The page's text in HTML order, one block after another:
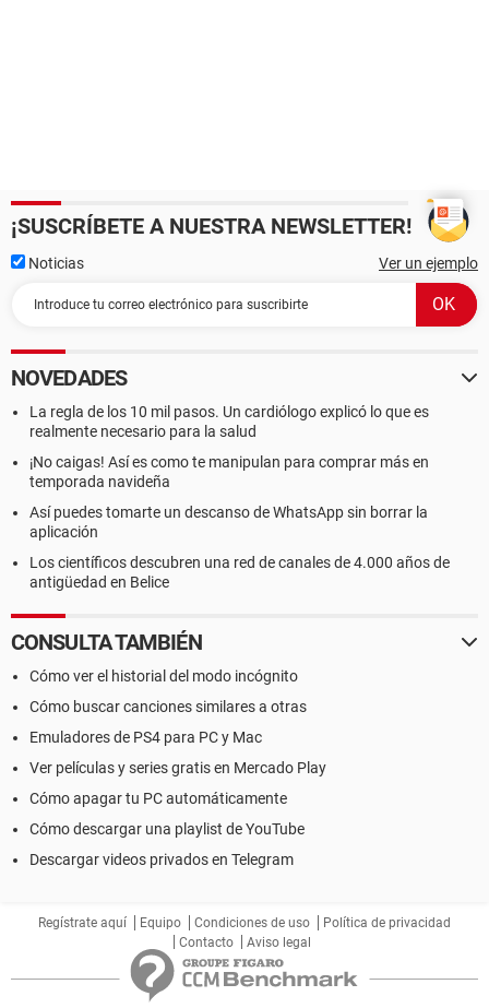
¡SUSCRÍBETE A NUESTRA NEWSLETTER!
Noticias Ver un ejemplo
NOVEDADES
La regla de los 10 mil pasos. Un cardiólogo explicó lo que es
realmente necesario para la salud
¡No caigas! Así es como te manipulan para comprar más en
temporada navideña
Así puedes tomarte un descanso de WhatsApp sin borrar la
aplicación
Los científicos descubren una red de canales de 4.000 años de
antigüedad en Belice
CONSULTA TAMBIÉN
Cómo ver el historial del modo incógnito
Cómo buscar canciones similares a otras
Emuladores de PS4 para PC y Mac
Ver películas y series gratis en Mercado Play
Cómo apagar tu PC automáticamente
Cómo descargar una playlist de YouTube
Descargar videos privados en Telegram
Regístrate aquí Equipo Condiciones de uso
Política de privacidad
Contacto
Aviso legal